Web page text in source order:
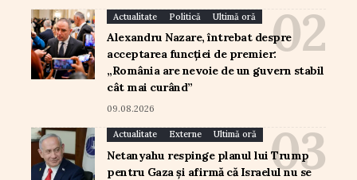
Actualitate Politică Ultimă oră
Alexandru Nazare, întrebat despre
acceptarea funcției de premier:
„România are nevoie de un guvern stabil
cât mai curând”
09.08.2026
Actualitate Externe Ultimă oră
Netanyahu respinge planul lui Trump
pentru Gaza și afirmă că Israelul nu se